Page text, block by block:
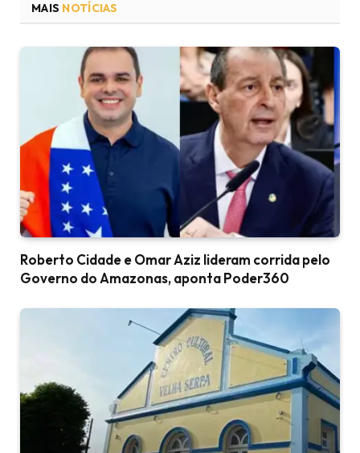
MAIS NOTÍCIAS
Roberto Cidade e Omar Aziz lideram corrida pelo
Governo do Amazonas, aponta Poder360